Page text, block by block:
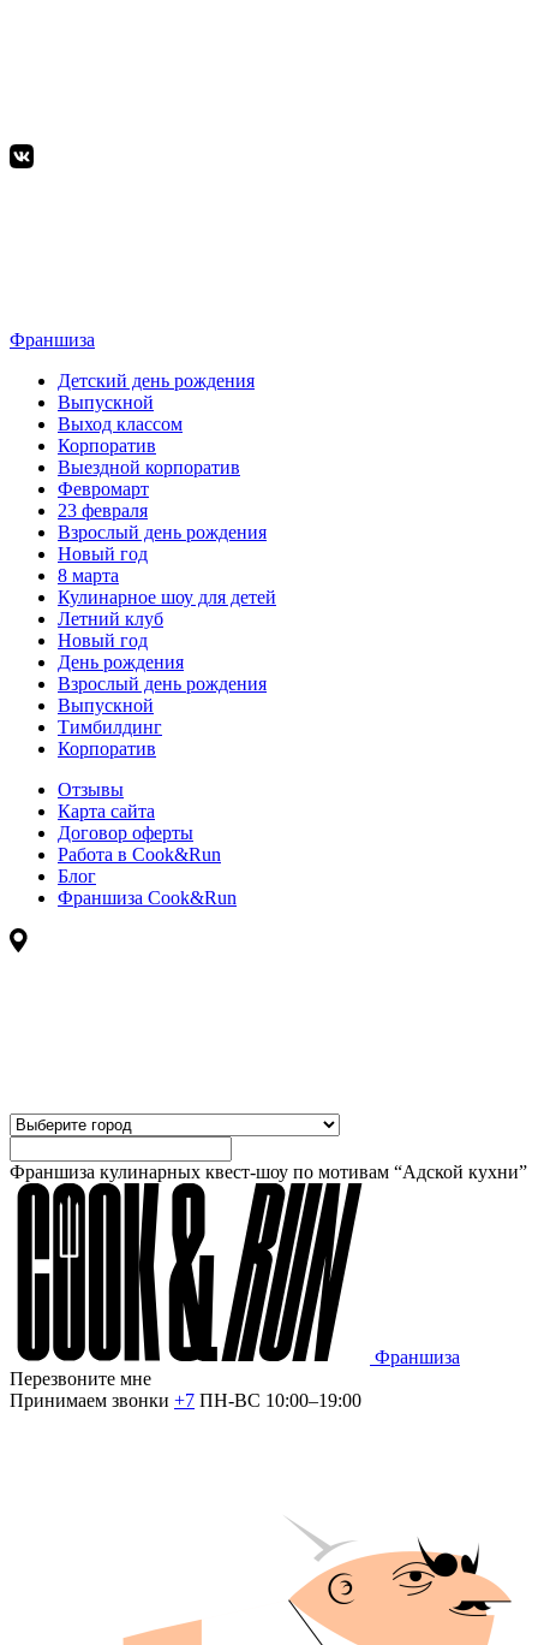
Франшиза
Детский день рождения
Выпускной
Выход классом
Корпоратив
Выездной корпоратив
Февромарт
23 февраля
Взрослый день рождения
Новый год
8 марта
Кулинарное шоу для детей
Летний клуб
Новый год
День рождения
Взрослый день рождения
Выпускной
Тимбилдинг
Корпоратив
Отзывы
Карта сайта
Договор оферты
Работа в Cook&Run
Блог
Франшиза Cook&Run
Франшиза кулинарных квест-шоу по мотивам “Адской кухни”
Франшиза
Перезвоните мне
Принимаем звонки +7 ПН-ВС 10:00–19:00